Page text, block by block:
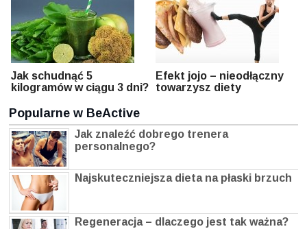
Jak schudnąć 5
kilogramów w ciągu 3 dni?
Efekt jojo – nieodłączny
towarzysz diety
Popularne w BeActive
Jak znaleźć dobrego trenera
personalnego?
Najskuteczniejsza dieta na płaski brzuch
Regeneracja – dlaczego jest tak ważna?